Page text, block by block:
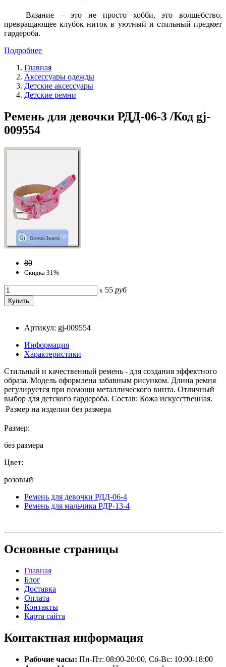
Вязание – это не просто хобби, это волшебство,
превращающее клубок ниток в уютный и стильный предмет
гардероба.
Подробнее
Главная
Аксессуары одежды
Детские аксессуары
Детские ремни
Ремень для девочки РДД-06-3 /Код gj-
009554
80
Скидка 31%
x 55 руб
Артикул: gj-009554
Информация
Характеристики
Стильный и качественный ремень - для создания эффектного
образа. Модель оформлена забавным рисунком. Длина ремня
регулируется при помощи металлического винта. Отличный
выбор для детского гардероба. Состав: Кожа искусственная.
Размер на изделии без размера
Размер:
без размера
Цвет:
розовый
Ремень для девочки РДД-06-4
Ремень для мальчика РДР-13-4
Основные страницы
Главная
Блог
Доставка
Оплата
Контакты
Карта сайта
Контактная информация
Рабочие часы: Пн-Пт: 08:00-20:00, Сб-Вс: 10:00-18:00